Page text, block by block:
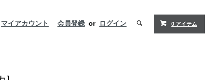
マイアカウント 会員登録 or ログイン 0 アイテム